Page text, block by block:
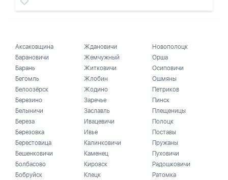
Аксаковщина
Барановичи
Барань
Бегомль
Белоозёрск
Березино
Белыничи
Береза
Березовка
Берестовица
Бешенковичи
Болбасово
Бобруйск
Ждановичи
Жемчужный
Житковичи
Жлобин
Жодино
Заречье
Заславль
Ивацевичи
Ивье
Калинковичи
Каменец
Кировск
Клецк
Новополоцк
Орша
Осиповичи
Ошмяны
Петриков
Пинск
Плещеницы
Полоцк
Поставы
Пружаны
Пуховичи
Радошковичи
Ратомка